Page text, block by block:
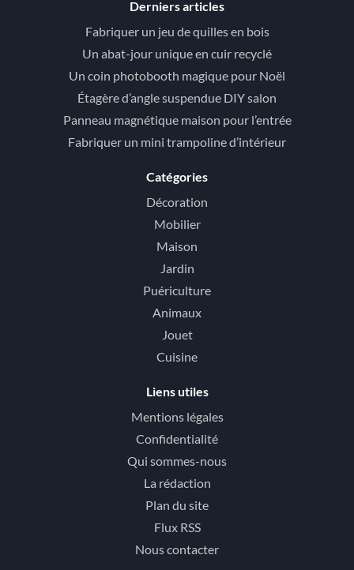
Derniers articles
Fabriquer un jeu de quilles en bois
Un abat-jour unique en cuir recyclé
Un coin photobooth magique pour Noël
Étagère d’angle suspendue DIY salon
Panneau magnétique maison pour l’entrée
Fabriquer un mini trampoline d’intérieur
Catégories
Décoration
Mobilier
Maison
Jardin
Puériculture
Animaux
Jouet
Cuisine
Liens utiles
Mentions légales
Confidentialité
Qui sommes-nous
La rédaction
Plan du site
Flux RSS
Nous contacter